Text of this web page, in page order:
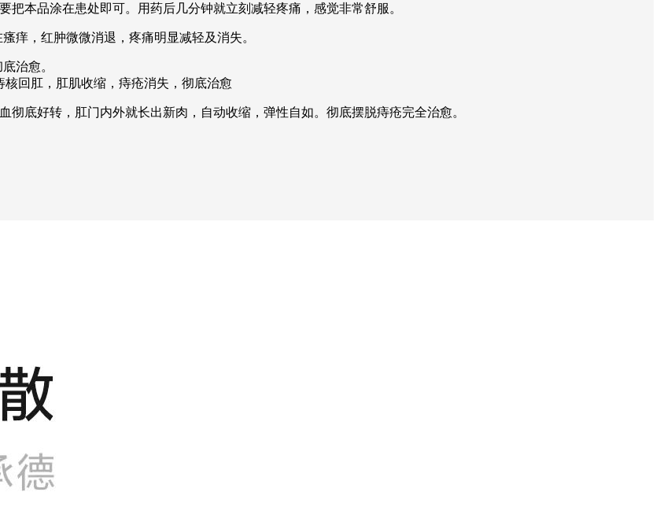
本品涂在患处即可。用药后几分钟就立刻减轻疼痛，感觉非常舒服。
痒，红肿微微消退，疼痛明显减轻及消失。
治愈。
回肛，肛肌收缩，痔疮消失，彻底治愈
底好转，肛门内外就长出新肉，自动收缩，弹性自如。彻底摆脱痔疮完全治愈。